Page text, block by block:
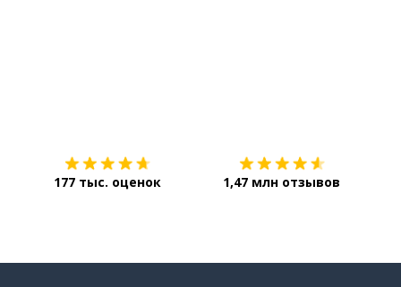
177 тыс. оценок 1,47 млн отзывов